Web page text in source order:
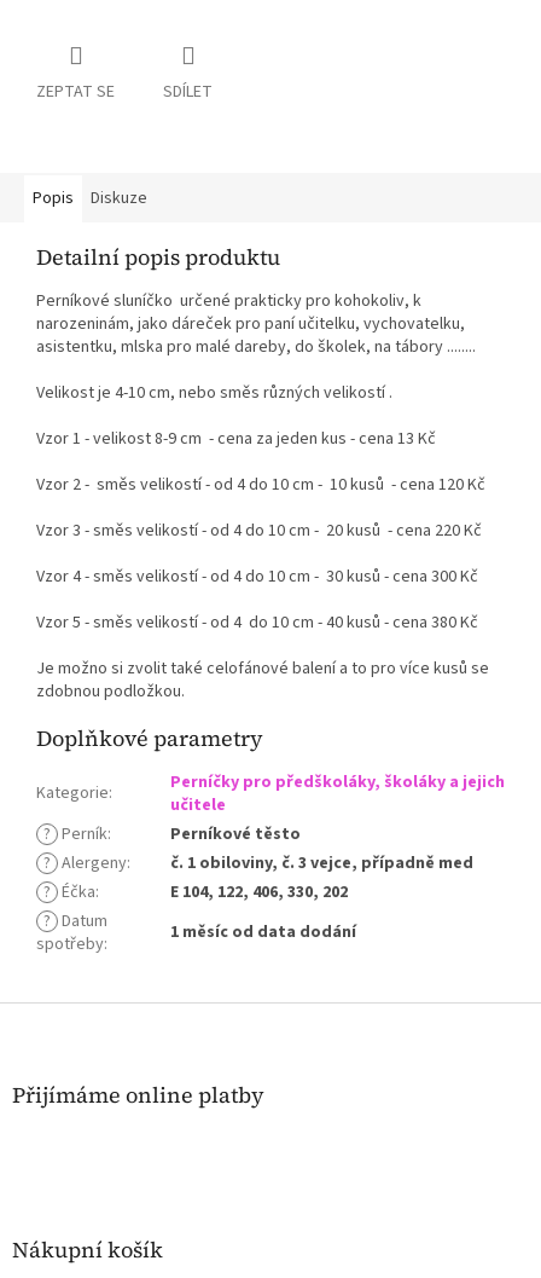
ZEPTAT SE SDÍLET
Popis Diskuze
Detailní popis produktu
Perníkové sluníčko určené prakticky pro kohokoliv, k
narozeninám, jako dáreček pro paní učitelku, vychovatelku,
asistentku, mlska pro malé dareby, do školek, na tábory ........
Velikost je 4-10 cm, nebo směs různých velikostí .
Vzor 1 - velikost 8-9 cm - cena za jeden kus - cena 13 Kč
Vzor 2 - směs velikostí - od 4 do 10 cm - 10 kusů - cena 120 Kč
Vzor 3 - směs velikostí - od 4 do 10 cm - 20 kusů - cena 220 Kč
Vzor 4 - směs velikostí - od 4 do 10 cm - 30 kusů - cena 300 Kč
Vzor 5 - směs velikostí - od 4 do 10 cm - 40 kusů - cena 380 Kč
Je možno si zvolit také celofánové balení a to pro více kusů se
zdobnou podložkou.
Doplňkové parametry
Kategorie:
Perníčky pro předškoláky, školáky a jejich
učitele
? Perník:
Perníkové těsto
? Alergeny:
č. 1 obiloviny, č. 3 vejce, případně med
? Éčka:
E 104, 122, 406, 330, 202
? Datum
spotřeby: 1 měsíc od data dodání
Z
Přijímáme online platby
Nákupní košík